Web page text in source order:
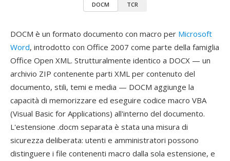
DOCM TCR
DOCM è un formato documento con macro per Microsoft
Word, introdotto con Office 2007 come parte della famiglia
Office Open XML. Strutturalmente identico a DOCX — un
archivio ZIP contenente parti XML per contenuto del
documento, stili, temi e media — DOCM aggiunge la
capacità di memorizzare ed eseguire codice macro VBA
(Visual Basic for Applications) all'interno del documento.
L'estensione .docm separata è stata una misura di
sicurezza deliberata: utenti e amministratori possono
distinguere i file contenenti macro dalla sola estensione, e